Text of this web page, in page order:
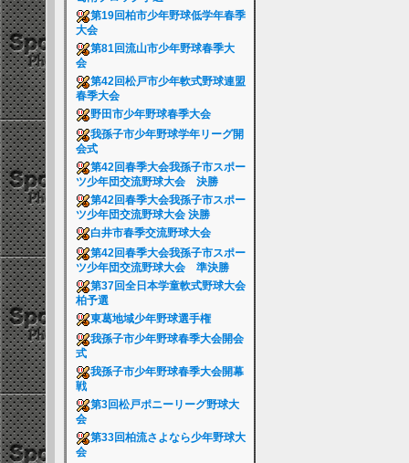
第19回柏市少年野球低学年春季
大会
第81回流山市少年野球春季大
会
第42回松戸市少年軟式野球連盟
春季大会
野田市少年野球春季大会
我孫子市少年野球学年リーグ開
会式
第42回春季大会我孫子市スポー
ツ少年団交流野球大会 決勝
第42回春季大会我孫子市スポー
ツ少年団交流野球大会 決勝
白井市春季交流野球大会
第42回春季大会我孫子市スポー
ツ少年団交流野球大会 準決勝
第37回全日本学童軟式野球大会
柏予選
東葛地域少年野球選手権
我孫子市少年野球春季大会開会
式
我孫子市少年野球春季大会開幕
戦
第3回松戸ポニーリーグ野球大
会
第33回柏流さよなら少年野球大
会